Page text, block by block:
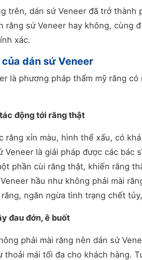
trên, dán sứ Veneer đã trở
răng sứ Veneer hay không, cùng
xác.
dán sứ Veneer
là phương pháp thẩm mỹ răng
động tới răng thật
răng xỉn màu, hình thể xấu, có
Veneer là giải pháp được các
phần cùi răng thật, khiến răng
hầu như không phải mài
ngăn ngừa tình trạng chết
đau đớn, ê buốt
phải mài răng nên dán sứ
thoải mái tối đa cho khách hàng.